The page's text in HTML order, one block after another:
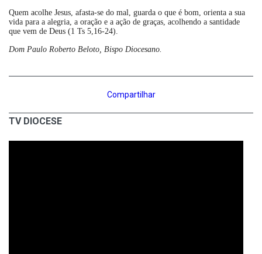
Quem acolhe Jesus, afasta-se do mal, guarda o que é bom, orienta a sua
vida para a alegria, a oração e a ação de graças, acolhendo a santidade
que vem de Deus (1 Ts 5,16-24).
Dom Paulo Roberto Beloto, Bispo Diocesano.
Compartilhar
TV DIOCESE